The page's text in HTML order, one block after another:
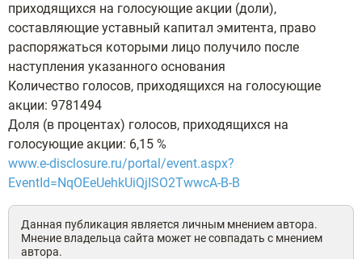
приходящихся на голосующие акции (доли),
составляющие уставный капитал эмитента, право
распоряжаться которыми лицо получило после
наступления указанного основания
Количество голосов, приходящихся на голосующие
акции: 9781494
Доля (в процентах) голосов, приходящихся на
голосующие акции: 6,15 %
www.e-disclosure.ru/portal/event.aspx?
EventId=NqOEeUehkUiQjISO2TwwcA-B-B
Данная публикация является личным мнением автора.
Мнение владельца сайта может не совпадать с мнением
автора.